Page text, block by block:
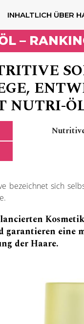
INHALTLICH ÜBER
–
NUTRI-
bezeichnet sich
garantieren eine
der Haare.